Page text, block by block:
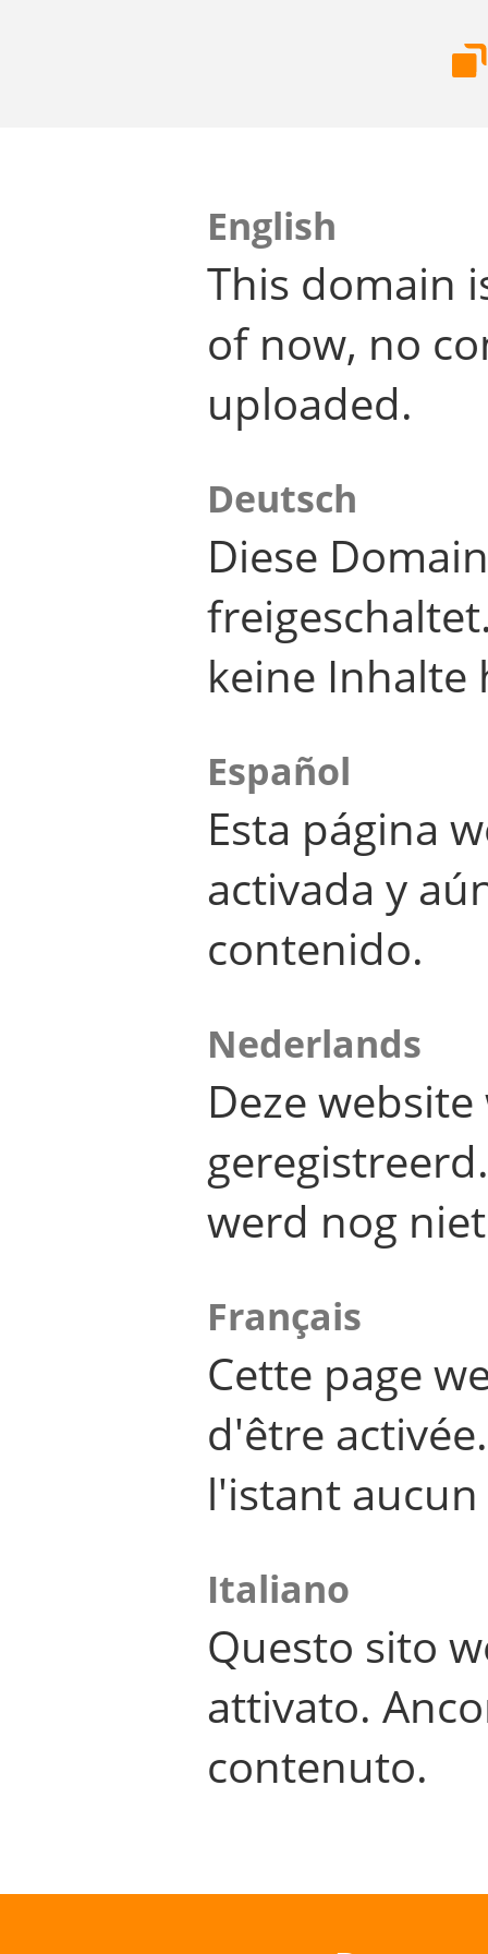
English
This domain
of now, no
uploaded.
Deutsch
Diese
keine Inhalte
Español
Esta página
activada y
contenido.
Nederlands
Deze
werd nog
Français
Cette page
d'être
l'istant
Italiano
Questo sito
attivato.
contenuto.